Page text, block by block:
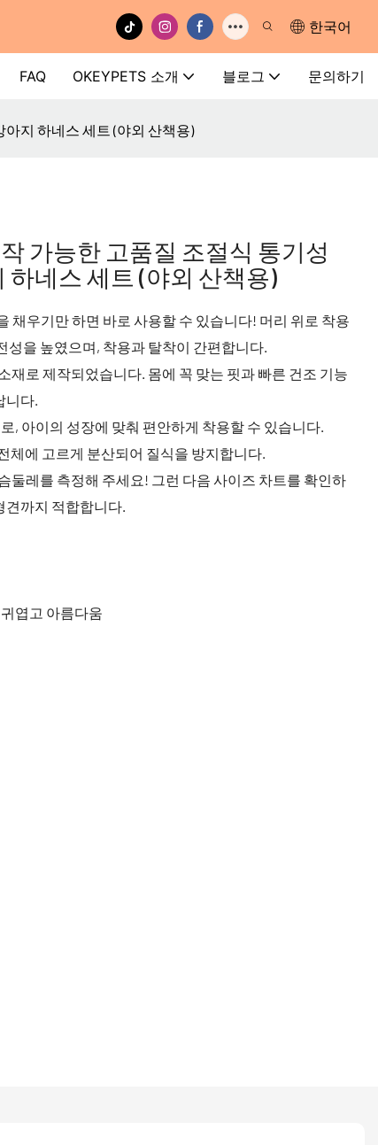
한국어
FAQ OKEYPETS 소개 블로그 문의하기
지 하네스 세트 (야외 산책용)
가능한 고품질 조절식 통기성
네스 세트 (야외 산책용)
채우기만 하면 바로 사용할 수 있습니다! 머리 위로 착용
을 높였으며, 착용과 탈착이 간편합니다.
재로 제작되었습니다. 몸에 꼭 맞는 핏과 빠른 건조 기능
니다.
, 아이의 성장에 맞춰 편안하게 착용할 수 있습니다.
체에 고르게 분산되어 질식을 방지합니다.
둘레를 측정해 주세요! 그런 다음 사이즈 차트를 확인하
까지 적합합니다.
엽고 아름다움